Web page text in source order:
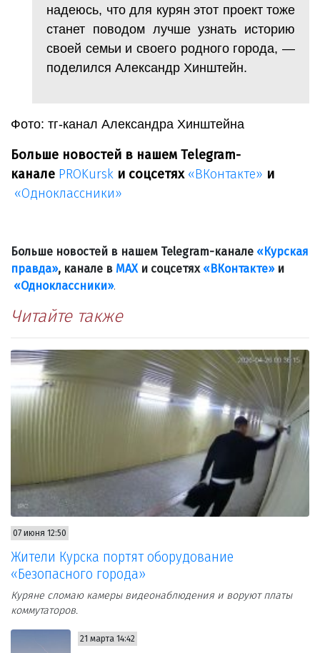
надеюсь, что для курян этот проект тоже
станет поводом лучше узнать историю
своей семьи и своего родного города, —
поделился Александр Хинштейн.
Фото: тг-канал Александра Хинштейна
Больше новостей в нашем Telegram-
канале PROKursk и соцсетях «ВКонтакте» и
«Одноклассники»
Больше новостей в нашем Telegram-канале «Курская
правда», канале в МАХ и соцсетях «ВКонтакте»и
«Одноклассники».
Читайте также
07 июня 12:50
Жители Курска портят оборудование
«Безопасного города»
Куряне сломаю камеры видеонаблюдения и воруют платы
коммутаторов.
21 марта 14:42